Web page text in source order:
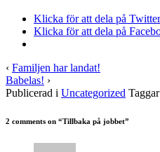
Klicka för att dela på
Klicka för att dela på
‹ Familjen har landat!
Babelas! ›
Publicerad i Uncategorized
2 comments on “Tillbaka på jobbet”